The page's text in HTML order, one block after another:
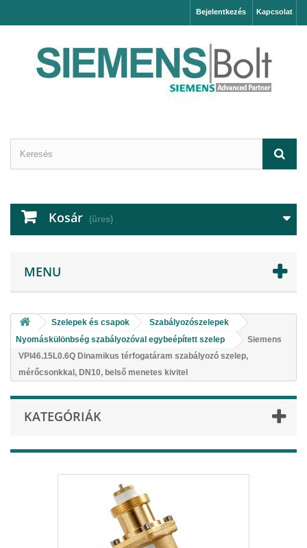
Kapcsolat
Bejelentkezés
Kosár (üres)
MENU
Szelepek és csapok
Szabályozószelepek
Nyomáskülönbség szabályozóval egybeépített szelep
Siemens
VPI46.15L0.6Q Dinamikus térfogatáram szabályozó szelep,
mérőcsonkkal, DN10, belső menetes kivitel
KATEGÓRIÁK